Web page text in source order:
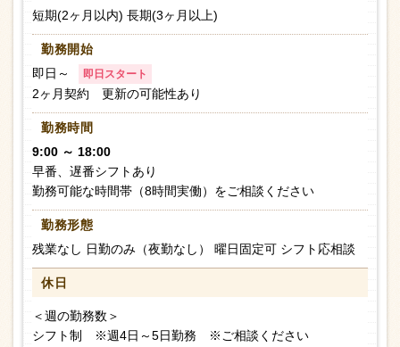
短期(2ヶ月以内) 長期(3ヶ月以上)
勤務開始
即日～
即日スタート
2ヶ月契約 更新の可能性あり
勤務時間
9:00 ～ 18:00
早番、遅番シフトあり
勤務可能な時間帯（8時間実働）をご相談ください
勤務形態
残業なし 日勤のみ（夜勤なし） 曜日固定可 シフト応相談
休日
＜週の勤務数＞
シフト制 ※週4日～5日勤務 ※ご相談ください